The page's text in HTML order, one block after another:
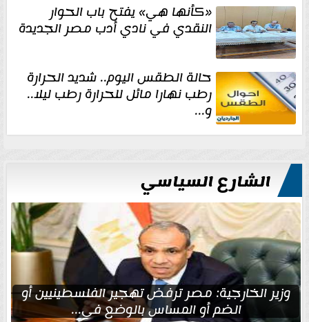
«كأنها هي» يفتح باب الحوار
النقدي في نادي أدب مصر الجديدة
حالة الطقس اليوم.. شديد الحرارة
رطب نهارا مائل للحرارة رطب ليلا..
و...
الشارع السياسي
وزير الخارجية: مصر ترفض تهجير الفلسطينيين أو
الضم أو المساس بالوضع في...